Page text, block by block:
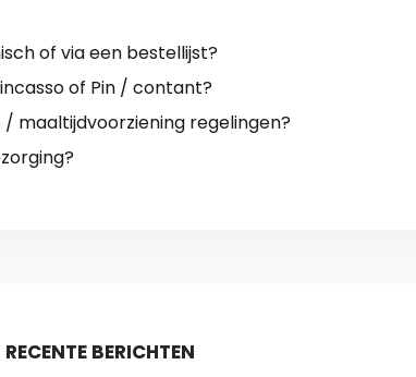
of via een bestellijst?
of Pin / contant?
/ maaltijdvoorziening regelingen?
RECENTE BERICHTEN